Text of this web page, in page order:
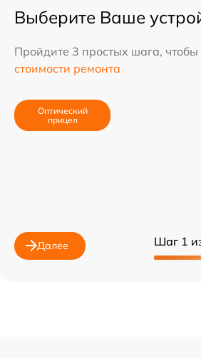
Шаг 1
Выберите Ваше
Пройдите 3 простых шага, чтобы
стоимости ремонта
Оптический
прицел
Далее